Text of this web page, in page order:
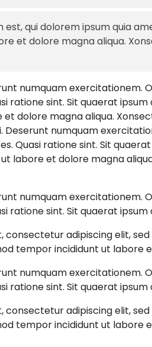
est, qui dolorem ipsum quia
et dolore magna aliqua.
numquam exercitationem.
ratione sint. Sit quaerat
dolore magna aliqua.
Deserunt numquam
Quasi ratione sint. Sit
labore et dolore magna
numquam exercitationem.
ratione sint. Sit quaerat ipsum
consectetur adipiscing elit,
tempor incididunt ut labore
numquam exercitationem.
ratione sint. Sit quaerat ipsum
consectetur adipiscing elit,
tempor incididunt ut labore